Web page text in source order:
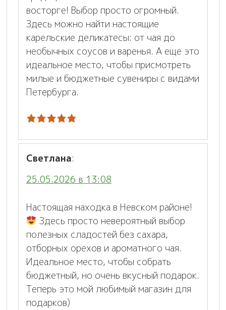
восторге! Выбор просто огромный.
Здесь можно найти настоящие
карельские деликатесы: от чая до
необычных соусов и варенья. А еще это
идеальное место, чтобы присмотреть
милые и бюджетные сувениры с видами
Петербурга.
Светлана:
25.05.2026 в 13:08
Настоящая находка в Невском районе!
Здесь просто невероятный выбор
полезных сладостей без сахара,
отборных орехов и ароматного чая.
Идеальное место, чтобы собрать
бюджетный, но очень вкусный подарок.
Теперь это мой любимый магазин для
подарков)